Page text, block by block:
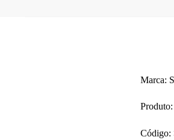
Marca:
Código: